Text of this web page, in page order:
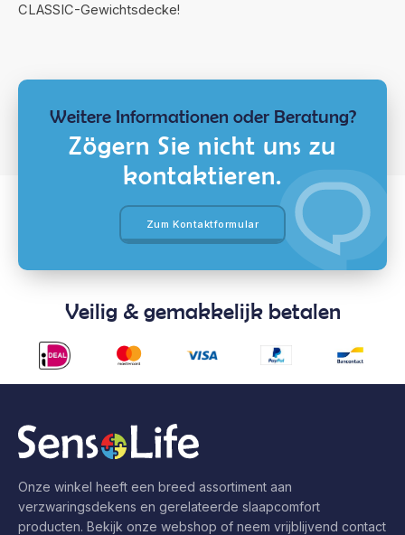
CLASSIC-Gewichtsdecke!
Weitere Informationen oder Beratung?
Zögern Sie nicht uns zu
kontaktieren.
Zum Kontaktformular
Veilig & gemakkelijk betalen
Onze winkel heeft een breed assortiment aan
verzwaringsdekens en gerelateerde slaapcomfort
producten. Bekijk onze webshop of neem vrijblijvend contact